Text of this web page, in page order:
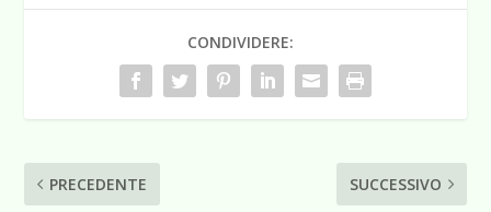
CONDIVIDERE:
PRECEDENTE SUCCESSIVO